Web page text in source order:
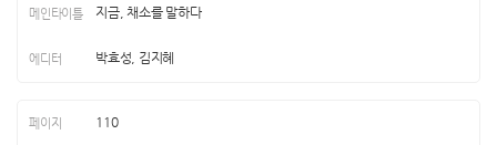
지금, 채소를 말하다
박효성, 김지혜
110